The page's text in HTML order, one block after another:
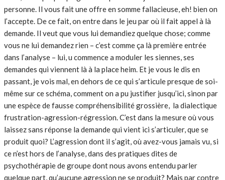
personne. Il vous fait une offre en somme fallacieuse, eh! bien on
l’accepte. De ce fait, on entre dans le jeu par où il fait appel à là
demande. Il veut que vous lui demandiez quelque chose; comme
vous ne lui demandez rien – c’est comme ça là première entrée
dans l’analyse – lui, u commence a moduler les siennes, ses
demandes qui viennent là à la place heim. Et je vous le dis en
passant, je vois mal, en dehors de ce qui s’articule presque de soi-
même sur ce schéma, comment on a pu justifier jusqu’ici, sinon par
une espèce de fausse compréhensibilité grossière, la dialectique
frustration-agression-régression. C’est dans la mesure où vous
laissez sans réponse la demande qui vient ici s’articuler, que se
produit quoi? L’agression dont il s’agit, où avez-vous jamais vu, si
ce n’est hors de l’analyse, dans des pratiques dites de
psychothérapie de groupe dont nous avons entendu parler
quelque part, qu’aucune agression ne se produit? Mais par contre